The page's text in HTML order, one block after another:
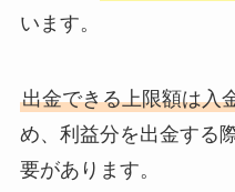
います。
出金できる上限額は入
め、利益分を出金する
要があります。